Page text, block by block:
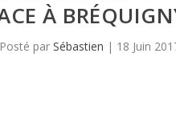
À
Posté par Sébastien | 18 Juin